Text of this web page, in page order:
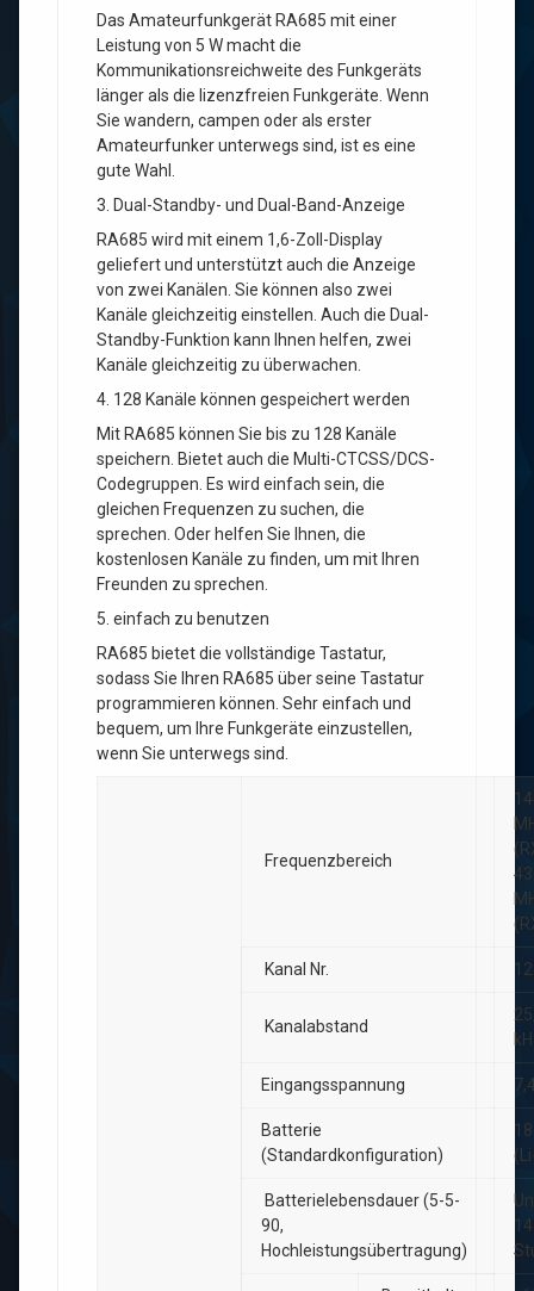
Das Amateurfunkgerät RA685 mit einer
Leistung von 5 W macht die
Kommunikationsreichweite des Funkgeräts
länger als die lizenzfreien Funkgeräte. Wenn
Sie wandern, campen oder als erster
Amateurfunker unterwegs sind, ist es eine
gute Wahl.
3. Dual-Standby- und Dual-Band-Anzeige
RA685 wird mit einem 1,6-Zoll-Display
geliefert und unterstützt auch die Anzeige
von zwei Kanälen. Sie können also zwei
Kanäle gleichzeitig einstellen. Auch die Dual-
Standby-Funktion kann Ihnen helfen, zwei
Kanäle gleichzeitig zu überwachen.
4. 128 Kanäle können gespeichert werden
Mit RA685 können Sie bis zu 128 Kanäle
speichern. Bietet auch die Multi-CTCSS/DCS-
Codegruppen. Es wird einfach sein, die
gleichen Frequenzen zu suchen, die
sprechen. Oder helfen Sie Ihnen, die
kostenlosen Kanäle zu finden, um mit Ihren
Freunden zu sprechen.
5. einfach zu benutzen
RA685 bietet die vollständige Tastatur,
sodass Sie Ihren RA685 über seine Tastatur
programmieren können. Sehr einfach und
bequem, um Ihre Funkgeräte einzustellen,
wenn Sie unterwegs sind.
Frequenzbereich
Kanal Nr.
Kanalabstand
Eingangsspannung
Batterie
(Standardkonfiguration)
Batterielebensdauer (5-5-
90,
Hochleistungsübertragung)
14